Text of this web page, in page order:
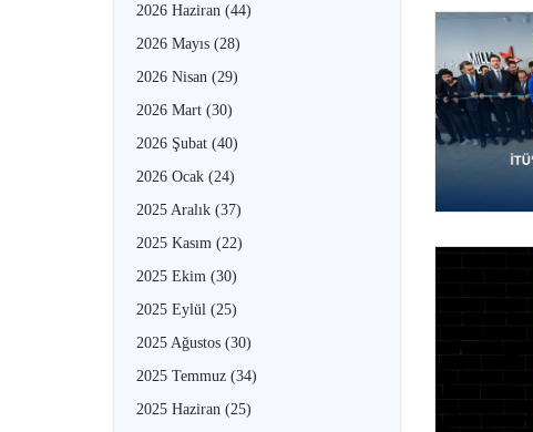
2026 Haziran (44)
2026 Mayıs (28)
2026 Nisan (29)
2026 Mart (30)
2026 Şubat (40)
2026 Ocak (24)
2025 Aralık (37)
2025 Kasım (22)
2025 Ekim (30)
2025 Eylül (25)
2025 Ağustos (30)
2025 Temmuz (34)
2025 Haziran (25)